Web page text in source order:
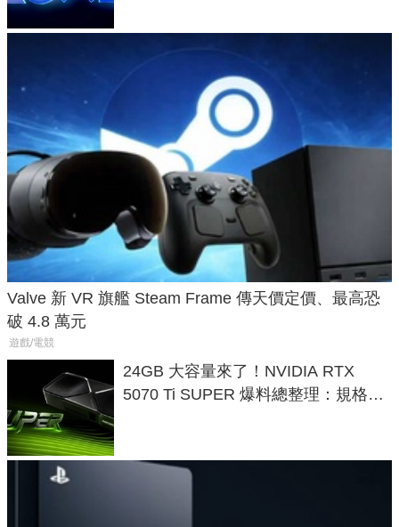
Valve 新 VR 旗艦 Steam Frame 傳天價定價、最高恐
破 4.8 萬元
遊戲/電競
24GB 大容量來了！NVIDIA RTX
5070 Ti SUPER 爆料總整理：規格、